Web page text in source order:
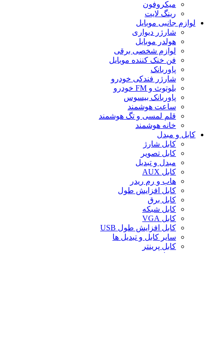
میکروفون
رینگ لایت
لوازم جانبی موبایل
شارژر دیواری
هولدر موبایل
لوازم شخصی برقی
فن خنک کننده موبایل
پاوربانک
شارژر فندکی خودرو
بلوتوث و FM خودرو
پاوربانک بیسوس
ساعت هوشمند
قلم لمسی و تگ هوشمند
خانه هوشمند
کابل و مبدل
کابل شارژ
کابل تصویر
مبدل و تبدیل
کابل AUX
هاب و رم ریدر
کابل افزایش طول
کابل برق
کابل شبکه
کابل VGA
کابل افزایش طول USB
سایر کابل و تبدیل ها
کابل پرینتر
تبدیل تصویر